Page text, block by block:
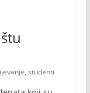
, studenti